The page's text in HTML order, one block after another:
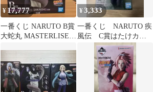
¥ 17,777
一番くじ NARUTO B賞
大蛇丸 MASTERLISE
¥3,333
一番くじ NARUTO 疾
風伝 C賞はたけカカ
シ 新品未開封